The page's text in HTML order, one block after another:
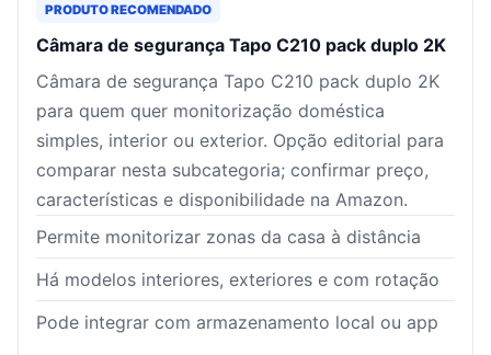
PRODUTO RECOMENDADO
Câmara de segurança Tapo C210 pack duplo 2K
Câmara de segurança Tapo C210 pack duplo 2K
para quem quer monitorização doméstica
simples, interior ou exterior. Opção editorial para
comparar nesta subcategoria; confirmar preço,
características e disponibilidade na Amazon.
Permite monitorizar zonas da casa à distância
Há modelos interiores, exteriores e com rotação
Pode integrar com armazenamento local ou app